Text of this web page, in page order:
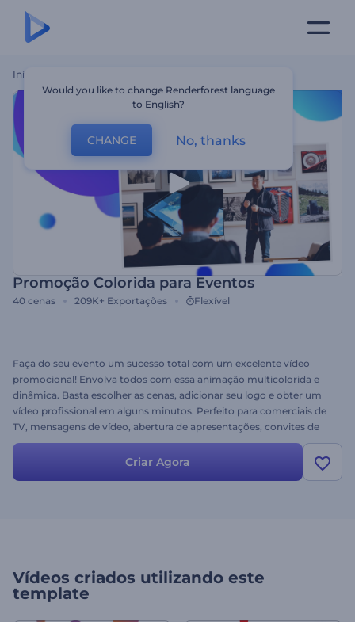
Início
Promoção Colorida para Eventos
40 cenas 209K+ Exportações Flexível
Faça do seu evento um sucesso total com um excelente vídeo
promocional! Envolva todos com essa animação multicolorida e
dinâmica. Basta escolher as cenas, adicionar seu logo e obter um
vídeo profissional em alguns minutos. Perfeito para comerciais de
TV, mensagens de vídeo, abertura de apresentações, convites de
eventos e muito mais. Experimente agora gratuitamente!
Criar Agora
Vídeos criados utilizando este
template
Would you like to change Renderforest language
to English?
CHANGE No, thanks